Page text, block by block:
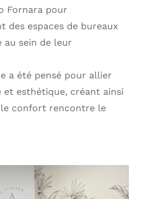
Fornara pour
des espaces de bureaux
au sein de leur
a été pensé pour allier
esthétique, créant ainsi
le confort rencontre le